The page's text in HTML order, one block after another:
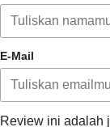
E-Mail
Review ini adalah